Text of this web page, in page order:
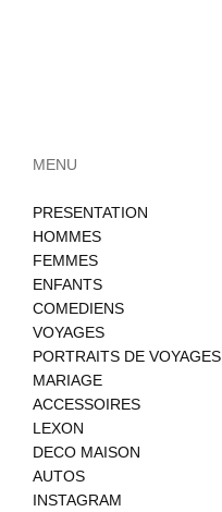
MENU
PRESENTATION
HOMMES
FEMMES
ENFANTS
COMEDIENS
VOYAGES
PORTRAITS DE VOYAGES
MARIAGE
ACCESSOIRES
LEXON
DECO MAISON
AUTOS
INSTAGRAM